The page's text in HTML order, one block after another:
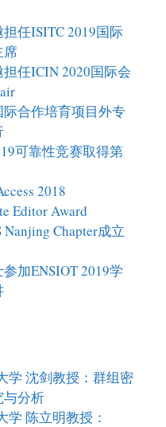
任ISITC 2019国际
席
任ICIN 2020国际会
合作培育项目外专
可靠性竞赛取得第
2018
Editor Award
Chapter成立
加ENSIOT 2019学
学 沈剑教授：群组密
与分析
陈立明教授：